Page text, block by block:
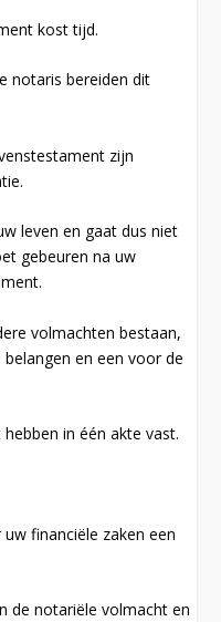
kost tijd.
notaris bereiden dit
zijn
leven en gaat dus niet
gebeuren na uw
volmachten bestaan,
en een voor de
in één akte vast.
financiële zaken een
de notariële volmacht en